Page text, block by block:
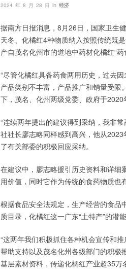
2024 年 8 月 28 日 in 经济
据南方日报消息，8月26日，国家卫生
天冬、化橘红4种物质纳入按照传统既
产自茂名化州市的道地中药材化橘红“
“尽管化橘红具备药食两用历史，过去
产品类别不丰富，产品推广和销量受限
下，茂名、化州两级党委、政府于2020
“连续两年提出的建议得到采纳，我非
社社长廖志略同样感到高兴，他从
了有关部委的积极回应采纳。
在建议中，廖志略援引历史资料和详细
用价值，同时它作为传统的食药物质也
根据食品安全法规定，生产经营的食品
质目录，化橘红这一广东“土特产”的潜
“这两年我们积极抓住各种机会宣传和
帮助支持以及茂名化州各级部门的积极
基层素材资料，传递化橘红产业超35万